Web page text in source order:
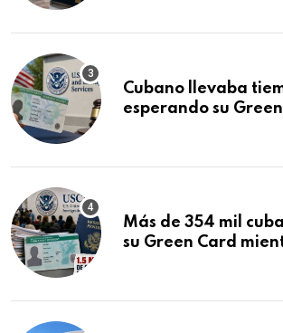
Cubano llevaba
esperando su
Más de 354 mil
su Green Card